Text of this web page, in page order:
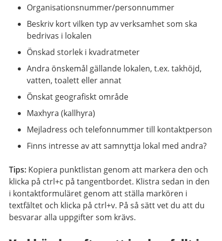
Organisationsnummer/personnummer
Beskriv kort vilken typ av verksamhet som ska
bedrivas i lokalen
Önskad storlek i kvadratmeter
Andra önskemål gällande lokalen, t.ex. takhöjd,
vatten, toalett eller annat
Önskat geografiskt område
Maxhyra (kallhyra)
Mejladress och telefonnummer till kontaktperson
Finns intresse av att samnyttja lokal med andra?
Tips: Kopiera punktlistan genom att markera den och
klicka på ctrl+c på tangentbordet. Klistra sedan in den
i kontaktformuläret genom att ställa markören i
textfältet och klicka på ctrl+v. På så sätt vet du att du
besvarar alla uppgifter som krävs.